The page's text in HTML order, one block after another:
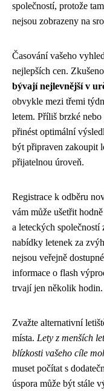
společností, protože
nejsou zobrazeny na
Časování vašeho
nejlepších cen.
bývají nejlevnější v
obvykle mezi třemi
letem. Příliš brzké
přinést optimální
být připraven zakoupit
přijatelnou úroveň.
Registrace k odběru
vám může ušetřit
a leteckých
nabídky letenek za
nejsou veřejně
informace o flash
trvají jen několik hodin.
Zvažte alternativní
místa. Lety z menších
blízkosti vašeho cíle
muset počítat s
úspora může být stále